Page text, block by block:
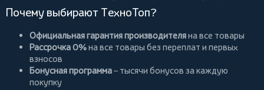
Почему выбирают ТехноТоп?
Официальная гарантия производителяна все товары
Рассрочка 0%на все товары без переплат и первых
взносов
Бонусная программа– тысячи бонусов за каждую
покупку